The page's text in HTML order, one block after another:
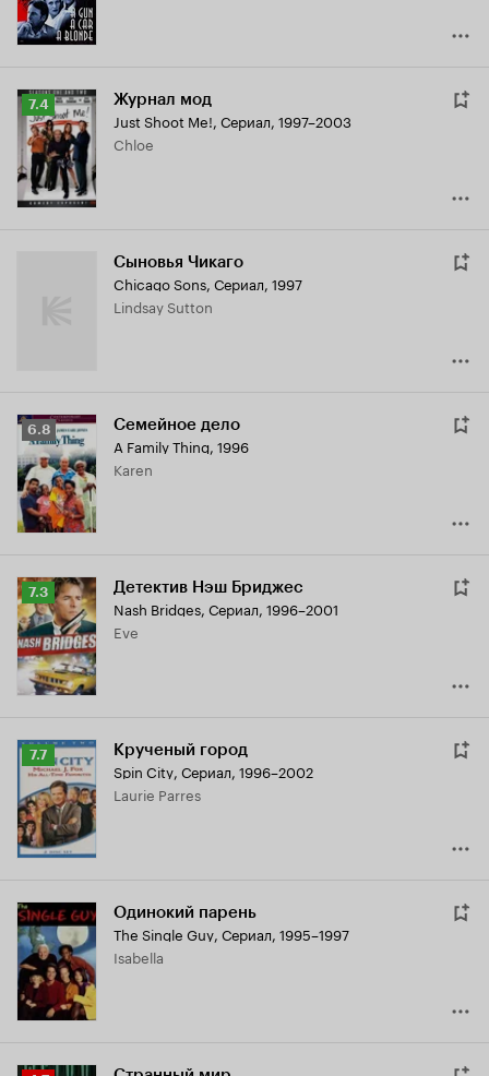
Рейтинг
Кинопоиска
7.4
7.4 Журнал мод
Just Shoot Me!, Сериал, 1997–2003
Chloe
Сыновья Чикаго
Chicago Sons, Сериал, 1997
Lindsay Sutton
Рейтинг
Кинопоиска
6.8
6.8 Семейное дело
A Family Thing, 1996
Karen
Рейтинг
Кинопоиска
7.3
7.3 Детектив Нэш Бриджес
Nash Bridges, Сериал, 1996–2001
Eve
Рейтинг
Кинопоиска
7.7
7.7 Крученый город
Spin City, Сериал, 1996–2002
Laurie Parres
Одинокий парень
The Single Guy, Сериал, 1995–1997
Isabella